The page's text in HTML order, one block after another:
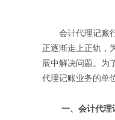
会计代理记账行
正逐渐走上正轨，
展中解决问题。为
代理记账业务的单
一、会计代理记